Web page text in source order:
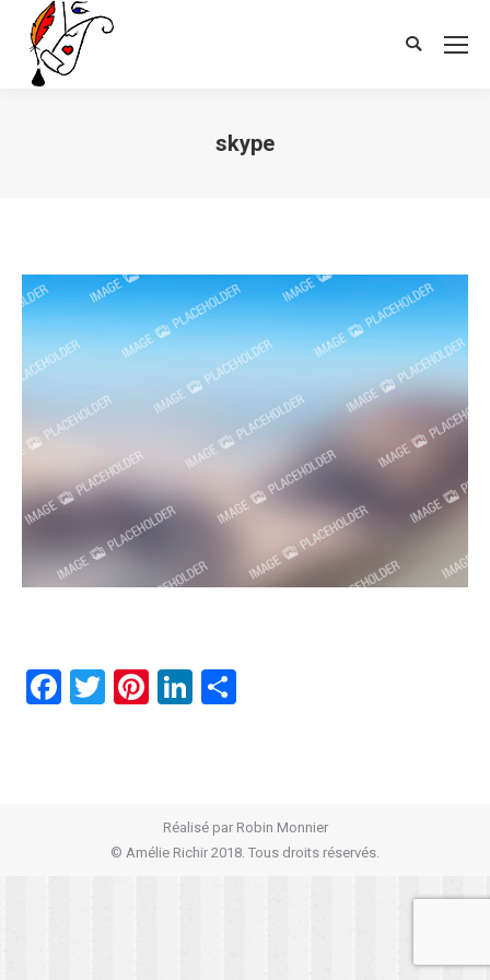
Search:
skype
Facebook
Twitter
Pinterest
LinkedIn
Réalisé par Robin Monnier
© Amélie Richir 2018. Tous droits réservés.